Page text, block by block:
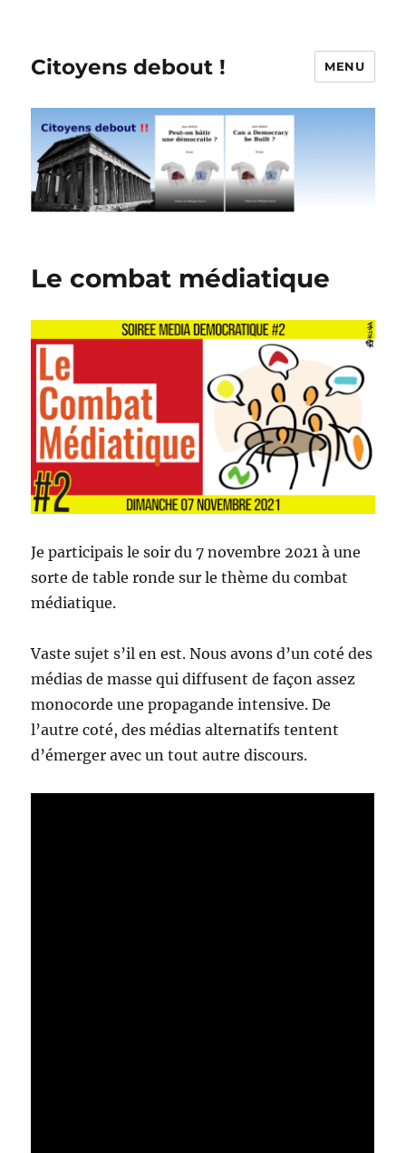
Citoyens debout ! MENU
Le combat médiatique
Je participais le soir du 7 novembre 2021 à une
sorte de table ronde sur le thème du combat
médiatique.
Vaste sujet s’il en est. Nous avons d’un coté des
médias de masse qui diffusent de façon assez
monocorde une propagande intensive. De
l’autre coté, des médias alternatifs tentent
d’émerger avec un tout autre discours.